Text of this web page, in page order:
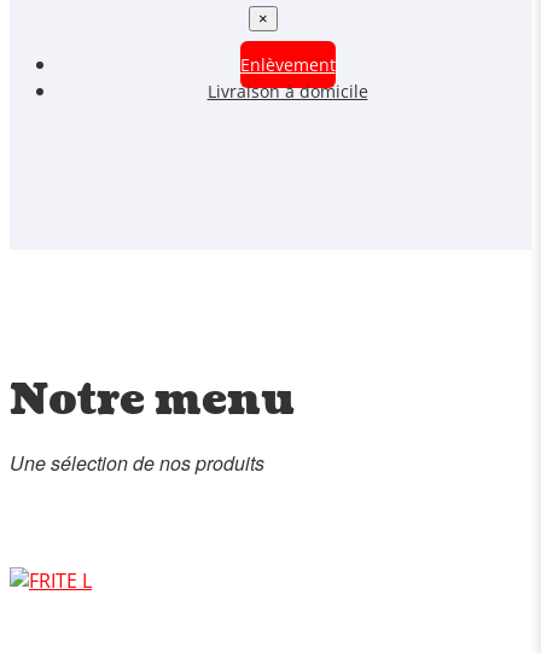
×
Enlèvement
Livraison à domicile
Notre menu
Une sélection de nos produits